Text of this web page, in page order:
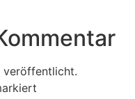
veröffentlicht.